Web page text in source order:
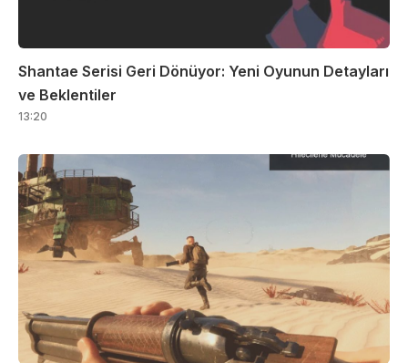
Shantae Serisi Geri Dönüyor: Yeni Oyunun Detayları
ve Beklentiler
13:20